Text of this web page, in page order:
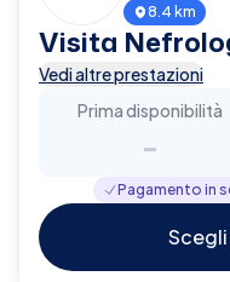
8.4 km
Visita
Vedi altre prestazioni
Prima disponibilità
-
Pagamento in